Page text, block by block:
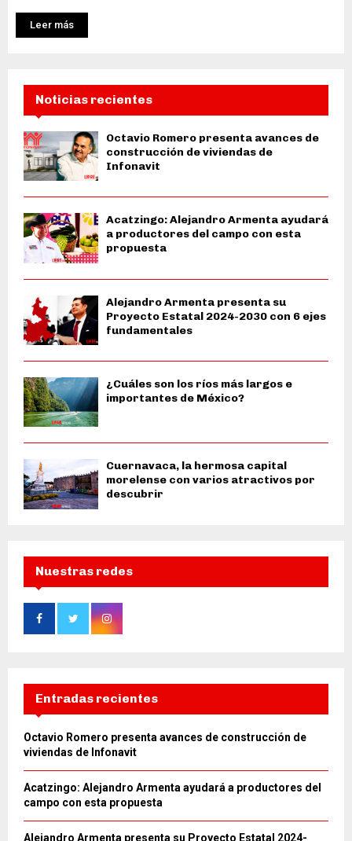
Leer más
Noticias recientes
Octavio Romero presenta avances de
construcción de viviendas de
Infonavit
Acatzingo: Alejandro Armenta ayudará
a productores del campo con esta
propuesta
Alejandro Armenta presenta su
Proyecto Estatal 2024-2030 con 6 ejes
fundamentales
¿Cuáles son los ríos más largos e
importantes de México?
Cuernavaca, la hermosa capital
morelense con varios atractivos por
descubrir
Nuestras redes
Entradas recientes
Octavio Romero presenta avances de construcción de
viviendas de Infonavit
Acatzingo: Alejandro Armenta ayudará a productores del
campo con esta propuesta
Alejandro Armenta presenta su Proyecto Estatal 2024-